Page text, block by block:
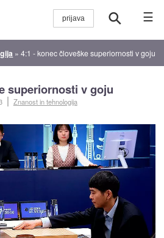
☰
»4:1 - konec človeške superiornosti v goju
superiornosti v goju
Znanost in tehnologija